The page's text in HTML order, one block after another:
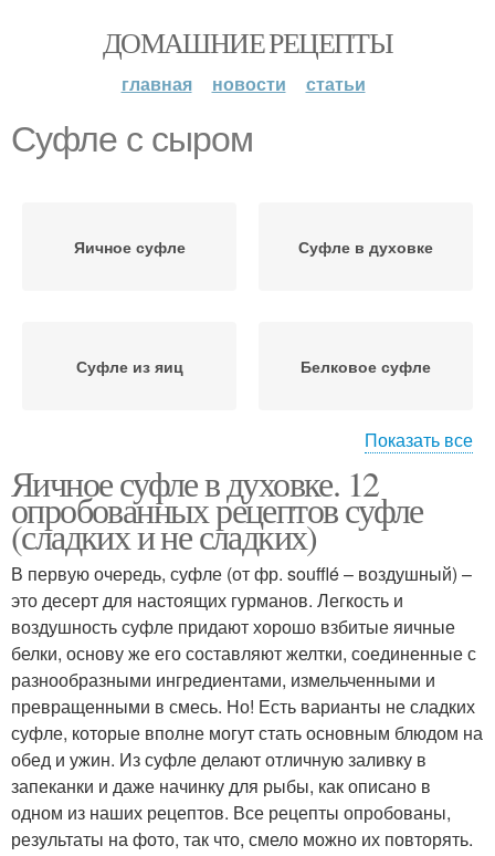
ДОМАШНИЕ РЕЦЕПТЫ
главная новости статьи
Суфле с сыром
Яичное суфле Суфле в духовке
Суфле из яиц Белковое суфле
Суфле в дом Суфле для торта
Показать все
Яичное суфле в духовке. 12
опробованных рецептов суфле
(сладких и не сладких)
В первую очередь, суфле (от фр. soufflé – воздушный) –
это десерт для настоящих гурманов. Легкость и
воздушность суфле придают хорошо взбитые яичные
белки, основу же его составляют желтки, соединенные с
разнообразными ингредиентами, измельченными и
превращенными в смесь. Но! Есть варианты не сладких
суфле, которые вполне могут стать основным блюдом на
обед и ужин. Из суфле делают отличную заливку в
запеканки и даже начинку для рыбы, как описано в
одном из наших рецептов. Все рецепты опробованы,
результаты на фото, так что, смело можно их повторять.